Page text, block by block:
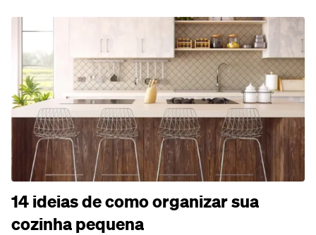
14 ideias de como organizar sua
cozinha pequena